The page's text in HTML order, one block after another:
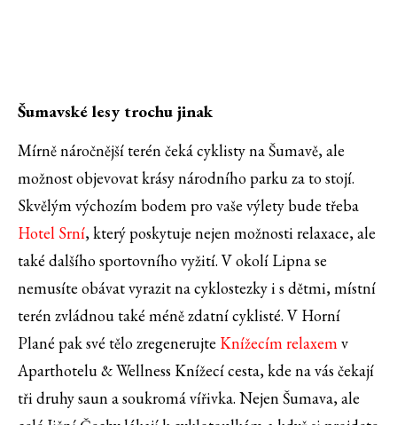
Šumavské lesy trochu jinak
Mírně náročnější terén čeká cyklisty na Šumavě, ale
možnost objevovat krásy národního parku za to stojí.
Skvělým výchozím bodem pro vaše výlety bude třeba
Hotel Srní, který poskytuje nejen možnosti relaxace, ale
také dalšího sportovního vyžití. V okolí Lipna se
nemusíte obávat vyrazit na cyklostezky i s dětmi, místní
terén zvládnou také méně zdatní cyklisté. V Horní
Plané pak své tělo zregenerujte Knížecím relaxemv
Aparthotelu & Wellness Knížecí cesta, kde na vás čekají
tři druhy saun a soukromá vířivka. Nejen Šumava, ale